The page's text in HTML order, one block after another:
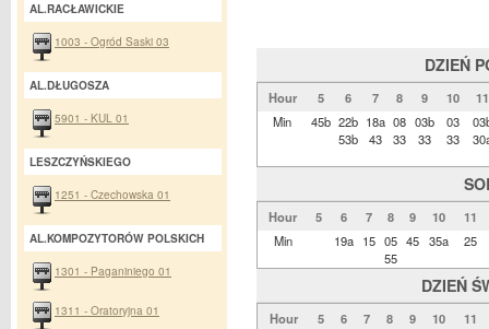
DZIEŃ
Hour 5 6 7 8 9 10
11
Min
45b 22b
53b
18a
43
08
33
03b
33
03
33
Hour 5 6 7 8 9 10
11
Min
19a 15 05
55
45 35a 25
DZIEŃ
Hour 5 6 7 8 9 10
11
AL.RACŁAWICKIE
1003 - Ogród Saski 03
AL.DŁUGOSZA
5901 - KUL 01
LESZCZYŃSKIEGO
1251 - Czechowska 01
AL.KOMPOZYTORÓW POLSKICH
1301 - Paganiniego 01
1311 - Oratoryjna 01